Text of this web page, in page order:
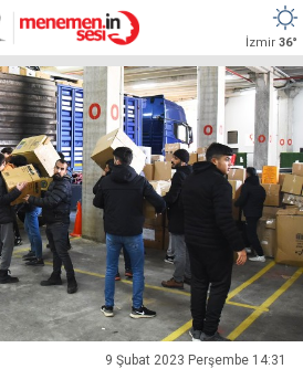
İzmir 36°
9 Şubat 2023 Perşembe 14:31